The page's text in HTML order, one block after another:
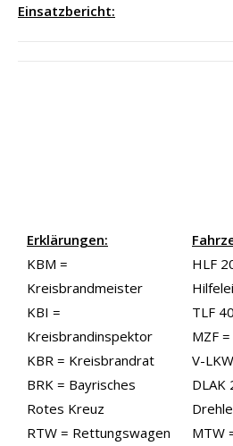
Einsatzbericht:
Erklärungen:
KBM =
Kreisbrandmeister
KBI =
Kreisbrandinspektor
KBR = Kreisbrandrat
BRK = Bayrisches
Rotes Kreuz
RTW = Rettungswagen
HLF
TLF
MZF
V-
DLAK
MTW